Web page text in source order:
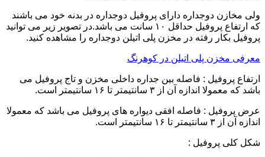
ولی مخازن دوجداره دارای پروفیل دوجداره در بدنه خود می باشند
که ارتفاع پروفیل حداقل ۱۰ سانت می باشد.در تصویر زیر می توانید
پروفیل بکار رفته در مخزن پلی اتیلن دوجداره را مشاهده کنید.
معرفی مخزن پلی اتیلن در کوهرنگ
ارتفاع پروفیل : فاصله بین جداره داخلی مخزن و تاج پروفیل می
باشد که معمولا اندازه آن از ۳ سانتیمتر تا ۱۶ سانتیمتر است.
عرض پروفیل : فاصله افقی دیواره های پروفیل می باشد که معمولا
اندازه آن از ۳ سانتیمتر تا ۱۶ سانتیمتر است.
شکل کلی پروفیل :